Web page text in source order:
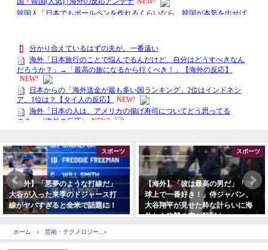
スポーツ
【海外】「悪夢のような打線だ」
大谷が入った来季のドジャース打
線がヤバすぎると全米で話題に！
スポーツ
【海外】「彼は最高の男だ」「地
球上で一番好き！」侍ジャパン、
大谷翔平が見せた粋な計らいに海
外から称賛の声が殺到！
ホーム 芸術・テクノロジー